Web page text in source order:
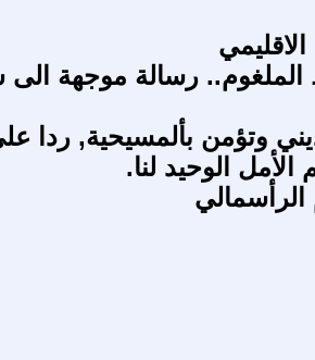
الملغوم.. رسالة موجهة الى
وتؤمن بألمسيحية, ردا
الوحيد لنا.
الرأسمالي